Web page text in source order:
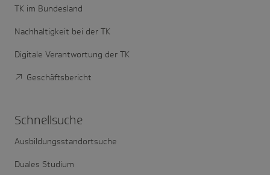
TK im Bundesland
Nachhaltigkeit bei der TK
Digitale Verantwortung der TK
Geschäftsbericht
Schnell­suche
Ausbildungsstandortsuche
Duales Studium